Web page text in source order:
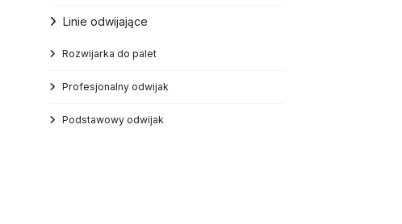
Linie odwijające
Rozwijarka do palet
Profesjonalny odwijak
Podstawowy odwijak